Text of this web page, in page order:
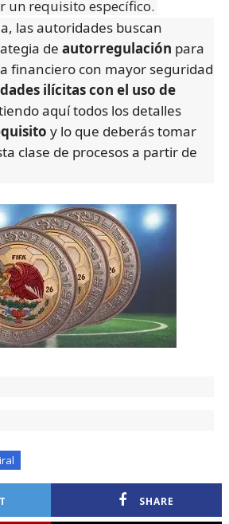
un requisito específico.
las autoridades buscan
de autorregulación para
financiero con mayor seguridad
ilícitas con el uso de
aquí todos los detalles
y lo que deberás tomar
clase de procesos a partir de
SHARE